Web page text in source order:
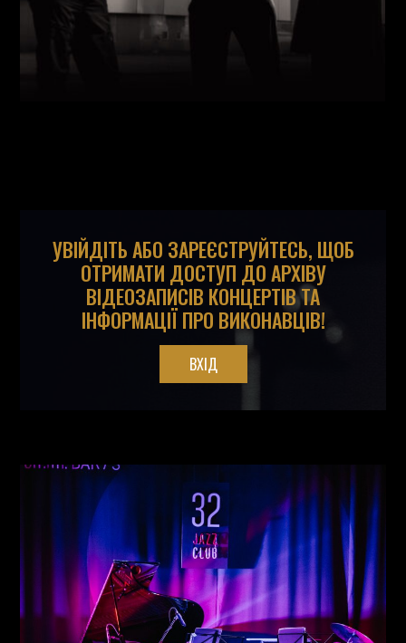
УВІЙДІТЬ АБО ЗАРЕЄСТРУЙТЕСЬ, ЩОБ
ОТРИМАТИ ДОСТУП ДО АРХІВУ
ВІДЕОЗАПИСІВ КОНЦЕРТІВ ТА
ІНФОРМАЦІЇ ПРО ВИКОНАВЦІВ!
ВХІД